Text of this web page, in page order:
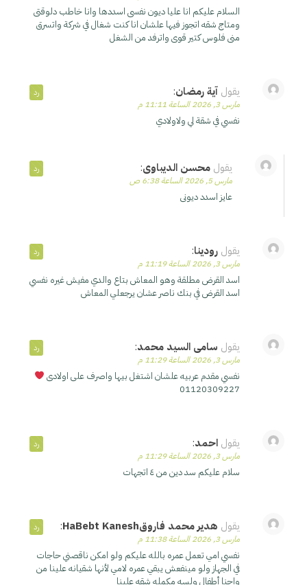
السلام عليكم انا عليا ديون نفسى اسددها وانا خاطب دلوقتى
ومتاج شقه اتجوز فيها علشان انا كنت شغال في شركة واتسرق
منى فلوس كتير قوى واترفد من الشغل
يقول آية رمضان:
مارس 3, 2026 الساعة 11:11 م
نفسي في شقة لي ولاولادي
رد
يقول محسن الديباوى:
مارس 5, 2026 الساعة 6:38 ص
عايز اسدد ديونى
رد
يقول رودينا:
مارس 3, 2026 الساعة 11:19 م
اسد القرض مطلقة وهو المعاش بتاع والدي مفيش غيره نفسي
اسد القرض في بنك ناصر عشان يرجعلي المعاش
رد
يقول سامى السيد محمد:
مارس 3, 2026 الساعة 11:29 م
نفسي مقدم عربيه علشان اشتغل بيها واصرف على اولادى
01120309227
رد
يقول احمد:
مارس 3, 2026 الساعة 11:29 م
سلام عليكم سد دين من ٤ اتجهات
رد
يقول هدير محمد فاروقHaBebt Kanesh :
مارس 3, 2026 الساعة 11:38 م
نفسي امي تعمل عمره بالله عليكم ولو امكن ناقصني حاجات
في الجهاز ولو مينفعش يبقي عمره لامي لأنها شقيانه علينا من
واحنا أطفال ولسه مكمله شقه علينا
رد